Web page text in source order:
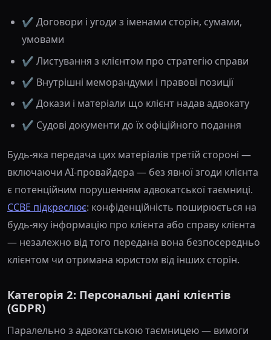
✔️ Договори і угоди з іменами сторін, сумами,
умовами
✔️ Листування з клієнтом про стратегію справи
✔️ Внутрішні меморандуми і правові позиції
✔️ Докази і матеріали що клієнт надав адвокату
✔️ Судові документи до їх офіційного подання
Будь-яка передача цих матеріалів третій стороні —
включаючи AI-провайдера — без явної згоди клієнта
є потенційним порушенням адвокатської таємниці.
CCBE підкреслює: конфіденційність поширюється на
будь-яку інформацію про клієнта або справу клієнта
— незалежно від того передана вона безпосередньо
клієнтом чи отримана юристом від інших сторін.
Категорія 2: Персональні дані клієнтів
(GDPR)
Паралельно з адвокатською таємницею — вимоги